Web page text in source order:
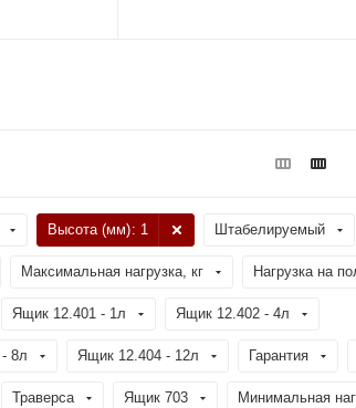
Высота (мм): 1 Штабелируемый
Максимальная нагрузка, кг Нагрузка на
Ящик 12.401 - 1л Ящик 12.402 - 4л
8л Ящик 12.404 - 12л Гарантия
Траверса Ящик 703 Минимальная